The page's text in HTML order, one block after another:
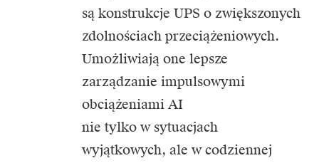
są konstrukcje UPS o zwiększonych
zdolnościach przeciążeniowych.
Umożliwiają one lepsze
zarządzanie impulsowymi
obciążeniami AI
nie tylko w sytuacjach
wyjątkowych, ale w codziennej